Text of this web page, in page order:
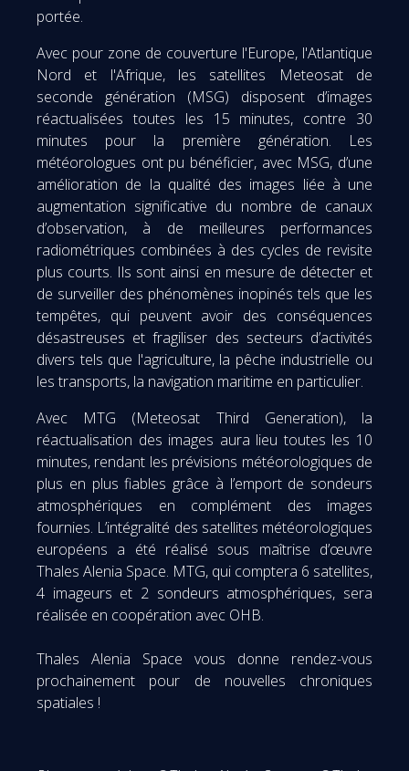
portée.
Avec pour zone de couverture l'Europe, l'Atlantique
Nord et l'Afrique, les satellites Meteosat de
seconde génération (MSG) disposent d’images
réactualisées toutes les 15 minutes, contre 30
minutes pour la première génération. Les
météorologues ont pu bénéficier, avec MSG, d’une
amélioration de la qualité des images liée à une
augmentation significative du nombre de canaux
d’observation, à de meilleures performances
radiométriques combinées à des cycles de revisite
plus courts. Ils sont ainsi en mesure de détecter et
de surveiller des phénomènes inopinés tels que les
tempêtes, qui peuvent avoir des conséquences
désastreuses et fragiliser des secteurs d’activités
divers tels que l'agriculture, la pêche industrielle ou
les transports, la navigation maritime en particulier.
Avec MTG (Meteosat Third Generation), la
réactualisation des images aura lieu toutes les 10
minutes, rendant les prévisions météorologiques de
plus en plus fiables grâce à l’emport de sondeurs
atmosphériques en complément des images
fournies. L’intégralité des satellites météorologiques
européens a été réalisé sous maîtrise d’œuvre
Thales Alenia Space. MTG, qui comptera 6 satellites,
4 imageurs et 2 sondeurs atmosphériques, sera
réalisée en coopération avec OHB.
Thales Alenia Space vous donne rendez-vous
prochainement pour de nouvelles chroniques
spatiales !